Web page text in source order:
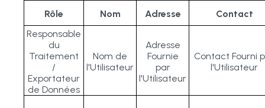
Rôle Nom Adresse
Contact
Responsable
du
Traitement
/
Exportateur
de Données
Nom de
l'Utilisateur
Adresse
Fournie
par
l'Utilisateur
Contact Fourni
l'Utilisateur